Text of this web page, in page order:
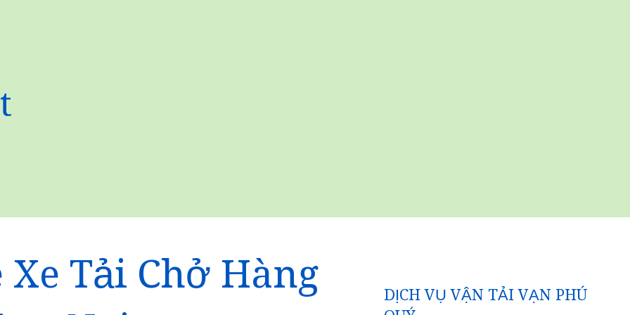
Xe Tải Chở Hàng
DỊCH VỤ VẬN TẢI VẠN PHÚ